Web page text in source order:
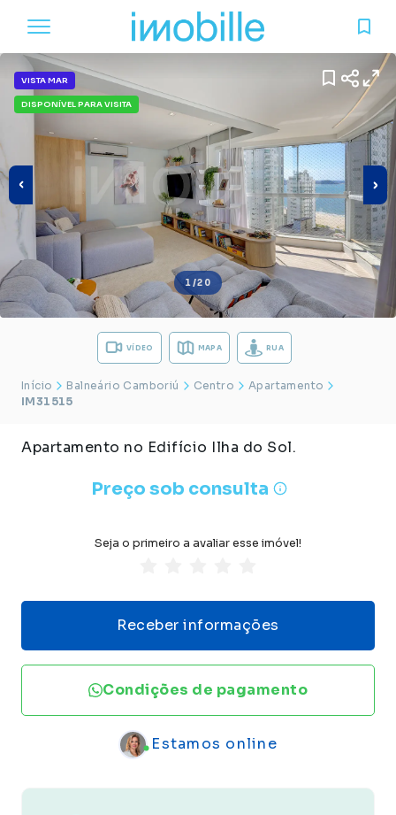
VISTA MAR
DISPONÍVEL PARA VISITA
1/20
VÍDEO MAPA RUA
Início Balneário Camboriú Centro
Apartamento
IM31515
Preço sob consulta
Apartamento no Edifício Ilha do Sol.
Seja o primeiro a avaliar esse imóvel!
Receber informações
Condições de pagamento
Estamos online